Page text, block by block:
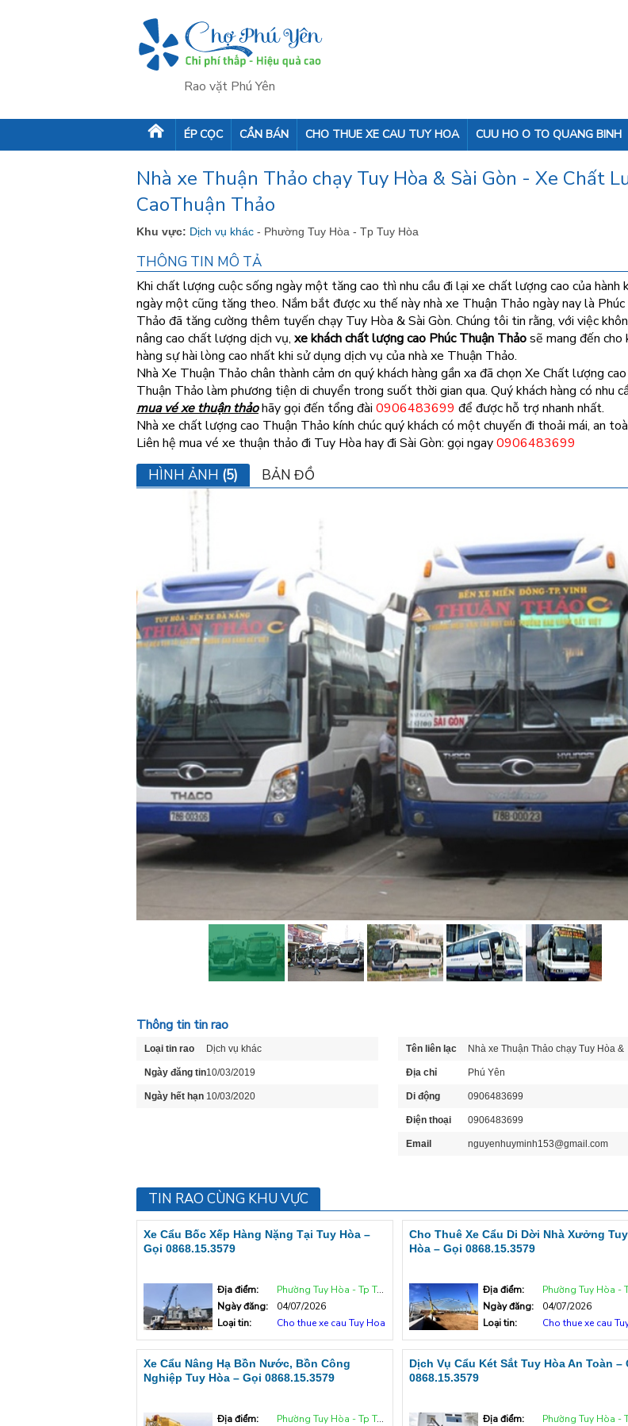
Rao vặt Phú Yên
ÉP CỌC CẦN BÁN CHO THUE XE CAU TUY HOA CUU HO O TO QUANG BINH
Nhà xe Thuận Thảo chạy Tuy Hòa & Sài Gòn - Xe Chất
CaoThuận Thảo
Khu vực: Dịch vụ khác - Phường Tuy Hòa - Tp Tuy Hòa
THÔNG TIN MÔ TẢ
Khi chất lượng cuộc sống ngày một tăng cao thì nhu cầu đi lại xe chất lượng cao của hành
ngày một cũng tăng theo. Nắm bắt được xu thế này nhà xe Thuận Thảo ngày nay là Phúc
Thảo đã tăng cường thêm tuyến chạy Tuy Hòa & Sài Gòn. Chúng tôi tin rằng, với việc
nâng cao chất lượng dịch vụ, xe khách chất lượng cao Phúc Thuận Thảosẽ mang đến cho
hàng sự hài lòng cao nhất khi sử dụng dịch vụ của nhà xe Thuận Thảo.
Nhà Xe Thuận Thảo chân thành cảm ơn quý khách hàng gần xa đã chọn Xe Chất lượng
Thuận Thảo làm phương tiện di chuyển trong suốt thời gian qua. Quý khách hàng có nhu
mua vé xe thuận thảohãy gọi đến tổng đài 0906483699 để được hỗ trợ nhanh nhất.
Nhà xe chất lượng cao Thuận Thảo kính chúc quý khách có một chuyến đi thoải mái, an
Liên hệ mua vé xe thuận thảo đi Tuy Hòa hay đi Sài Gòn: gọi ngay0906483699
HÌNH ẢNH (5) BẢN ĐỒ
Thông tin tin rao
Loại tin rao Dịch vụ khác
Ngày đăng tin10/03/2019
Ngày hết hạn 10/03/2020
Tên liên lạc Nhà xe Thuận Thảo chạy Tuy Hòa &
Sài Gòn
Địa chỉ Phú Yên
Di động 0906483699
Điện thoại 0906483699
Email nguyenhuyminh153@gmail.com
TIN RAO CÙNG KHU VỰC
Xe Cẩu Bốc Xếp Hàng Nặng Tại Tuy Hòa –
Gọi 0868.15.3579
Địa điểm:
Phường Tuy Hòa - Tp Tuy Hòa
Ngày đăng:
04/07/2026
Loại tin:
Cho thue xe cau Tuy Hoa
Cho Thuê Xe Cẩu Di Dời Nhà Xưởng Tuy
Hòa – Gọi 0868.15.3579
Địa điểm:
Phường Tuy Hòa - Tp
Ngày đăng:
04/07/2026
Loại tin:
Cho thue xe cau
Xe Cẩu Nâng Hạ Bồn Nước, Bồn Công
Nghiệp Tuy Hòa – Gọi 0868.15.3579
Địa điểm:
Phường Tuy Hòa - Tp Tuy Hòa
Dịch Vụ Cẩu Két Sắt Tuy Hòa An Toàn –
0868.15.3579
Địa điểm:
Phường Tuy Hòa - Tp